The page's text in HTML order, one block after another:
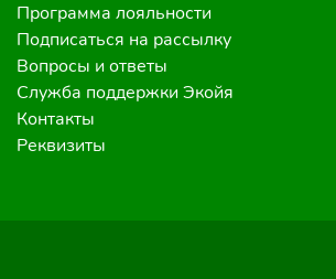
Программа лояльности
Подписаться на рассылку
Вопросы и ответы
Служба поддержки Экойя
Контакты
Реквизиты